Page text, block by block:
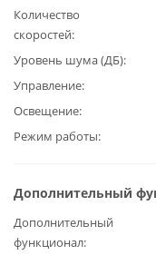
Количество
скоростей
Уровень шума (ДБ)
Управление
Освещение
Режим работы
Дополнительный
Дополнительный
функционал